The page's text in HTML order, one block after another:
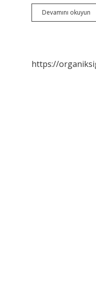
Devamını okuyun
https://